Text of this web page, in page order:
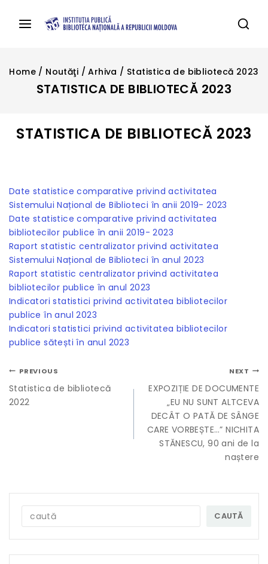
Home / Noutăţi / Arhiva / Statistica de bibliotecă 2023
STATISTICA DE BIBLIOTECĂ 2023
STATISTICA DE BIBLIOTECĂ 2023
Date statistice comparative privind activitatea
Sistemului Național de Biblioteci în anii 2019- 2023
Date statistice comparative privind activitatea
bibliotecilor publice în anii 2019- 2023
Raport statistic centralizator privind activitatea
Sistemului Național de Biblioteci în anul 2023
Raport statistic centralizator privind activitatea
bibliotecilor publice în anul 2023
Indicatori statistici privind activitatea bibliotecilor
publice în anul 2023
Indicatori statistici privind activitatea bibliotecilor
publice sătești în anul 2023
PREVIOUS
Statistica de bibliotecă
2022
NEXT
EXPOZIȚIE DE DOCUMENTE
„EU NU SUNT ALTCEVA
DECÂT O PATĂ DE SÂNGE
CARE VORBEȘTE…” NICHITA
STĂNESCU, 90 ani de la
naștere
CAUTĂ